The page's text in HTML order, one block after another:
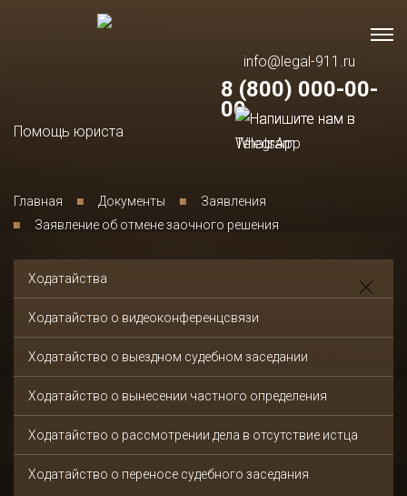
info@legal-911.ru
8 (800) 000-00-
00
Помощь юриста
Главная Документы
Заявления
Заявление об отмене заочного решения
Ходатайства
Ходатайство о видеоконференцсвязи
Ходатайство о выездном судебном заседании
Ходатайство о вынесении частного определения
Ходатайство о рассмотрении дела в отсутствие истца
Ходатайство о переносе судебного заседания